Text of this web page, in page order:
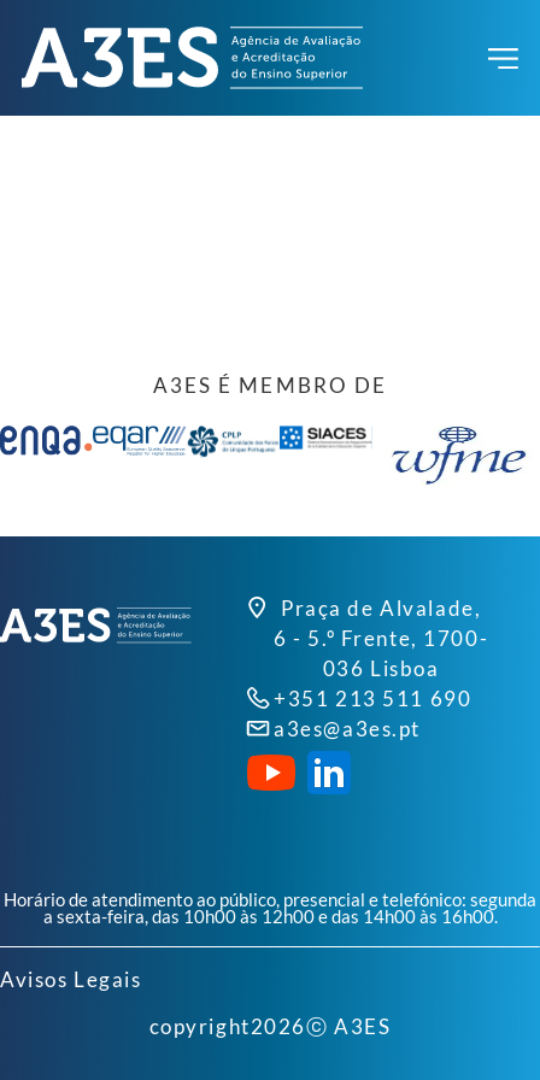
A3ES É MEMBRO DE
Praça de Alvalade,
6 - 5.º Frente, 1700-
036 Lisboa
+351 213 511 690
a3es@a3es.pt
Horário de atendimento ao público, presencial e telefónico: segunda
a sexta-feira, das 10h00 às 12h00 e das 14h00 às 16h00.
Avisos Legais
copyright2026ⓒ A3ES